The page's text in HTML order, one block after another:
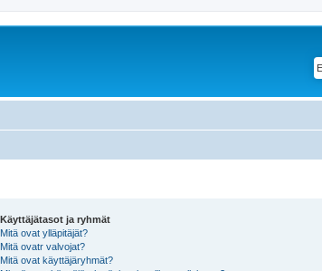
Käyttäjätasot ja ryhmät
Mitä ovat ylläpitäjät?
Mitä ovatr valvojat?
Mitä ovat käyttäjäryhmät?